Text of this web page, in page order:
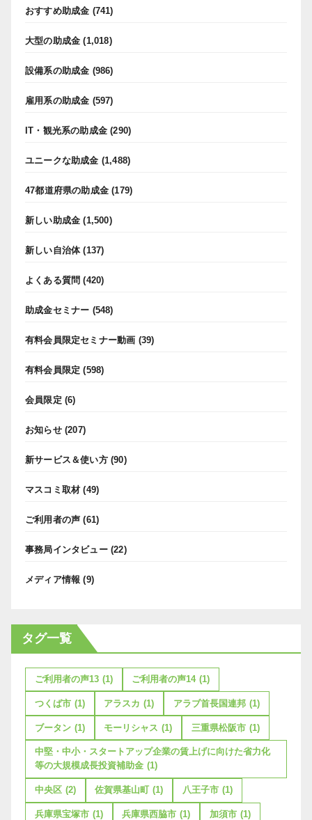
おすすめ助成金 (741)
大型の助成金 (1,018)
設備系の助成金 (986)
雇用系の助成金 (597)
IT・観光系の助成金 (290)
ユニークな助成金 (1,488)
47都道府県の助成金 (179)
新しい助成金 (1,500)
新しい自治体(137)
よくある質問 (420)
助成金セミナー (548)
有料会員限定セミナー動画 (39)
有料会員限定 (598)
会員限定 (6)
お知らせ(207)
新サービス＆使い方(90)
マスコミ取材 (49)
ご利用者の声 (61)
事務局インタビュー(22)
メディア情報 (9)
タグ一覧
ご利用者の声13 (1) ご利用者の声14 (1)
つくば市 (1) アラスカ (1) アラブ首長国連邦 (1)
ブータン (1) モーリシャス (1) 三重県松阪市 (1)
中堅・中小・スタートアップ企業の賃上げに向けた省力化
等の大規模成長投資補助金 (1)
中央区 (2) 佐賀県基山町 (1) 八王子市 (1)
兵庫県宝塚市 (1) 兵庫県西脇市 (1) 加須市 (1)